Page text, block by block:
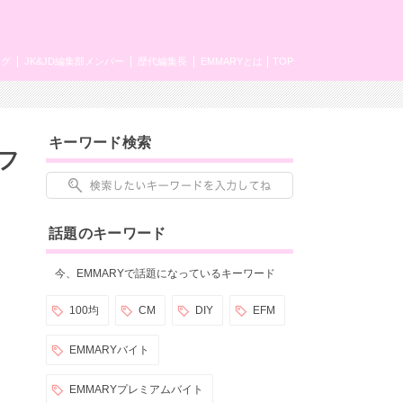
TOP
EMMARYとは
歴代編集長
JK&JD編集部メンバー
キーワード検索
話題のキーワード
今、EMMARYで話題になっているキーワード
100均 CM DIY EFM
EMMARYバイト
EMMARYプレミアムバイト